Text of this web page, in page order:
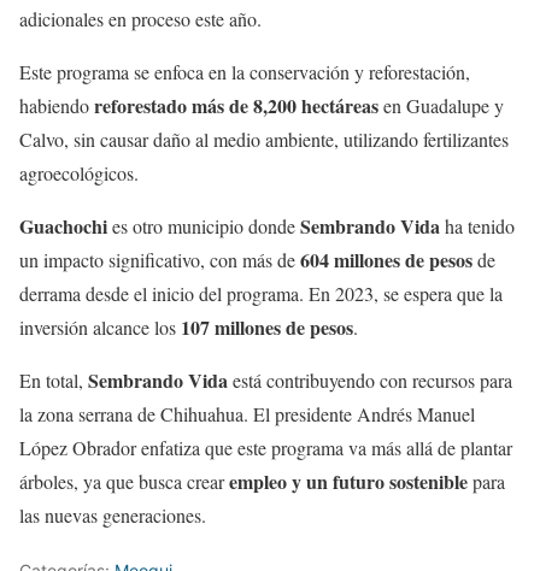
adicionales en proceso este año.
Este programa se enfoca en la conservación y reforestación,
habiendoreforestado más de 8,200 hectáreasen Guadalupe y
Calvo, sin causar daño al medio ambiente, utilizando fertilizantes
agroecológicos.
Guachochies otro municipio dondeSembrando Vida ha tenido
un impacto significativo, con más de604 millones de pesosde
derrama desde el inicio del programa. En 2023, se espera que la
inversión alcance los 107 millones de pesos.
En total, Sembrando Vida está contribuyendo con recursos para
la zona serrana de Chihuahua. El presidente Andrés Manuel
López Obrador enfatiza que este programa va más allá de plantar
árboles, ya que busca crearempleo y un futuro sosteniblepara
las nuevas generaciones.